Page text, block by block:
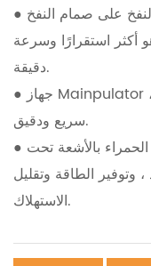
● يعتمد نظام النفخ على صمام النفخ Parker ، أسطوانة SMC ،
أكثر استقرارًا وسرعة
دقيقة.
● جهاز Mainpulator ، التغذية التلقائية وأخذ الزجاجة ، وهو
سريع ودقيق.
● نظام التسخين يعتمد أنبوب الموجة الحمراء بالأشعة تحت
وتوفير الطاقة وتقليل
الاستهلاك.